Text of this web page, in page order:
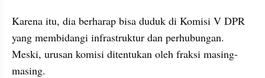
Karena itu, dia berharap bisa duduk di Komisi V DPR
yang membidangi infrastruktur dan perhubungan.
Meski, urusan komisi ditentukan oleh fraksi masing-
masing.